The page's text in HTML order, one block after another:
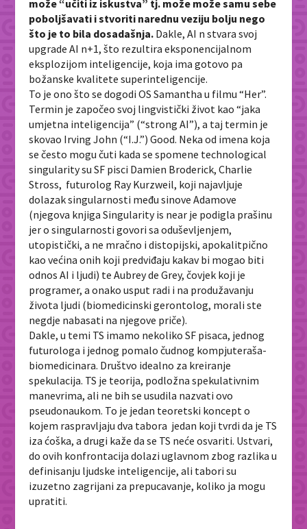
može “učiti iz iskustva” tj. može može samu sebe
poboljšavati i stvoriti narednu veziju bolju nego
što je to bila dosadašnja. Dakle, AI n stvara svoj
upgrade AI n+1, što rezultira eksponencijalnom
eksplozijom inteligencije, koja ima gotovo pa
božanske kvalitete superinteligencije.
To je ono što se dogodi OS Samantha u filmu “Her”.
Termin je započeo svoj lingvistički život kao “jaka
umjetna inteligencija” (“strong AI”), a taj termin je
skovao Irving John (“I.J.”) Good. Neka od imena koja
se često mogu čuti kada se spomene technological
singularitysu SF pisci Damien Broderick, Charlie
Stross, futurolog Ray Kurzweil, koji najavljuje
dolazak singularnosti među sinove Adamove
(njegova knjigaSingularity is near je podigla prašinu
jer o singularnosti govori sa oduševljenjem,
utopistički, a ne mračno i distopijski, apokalitpično
kao većina onih koji predviđaju kakav bi mogao biti
odnos AI i ljudi) te Aubrey de Grey, čovjek koji je
programer, a onako usput radi i na produžavanju
života ljudi (biomedicinski gerontolog, morali ste
negdje nabasati na njegove priče).
Dakle, u temi TS imamo nekoliko SF pisaca, jednog
futurologa i jednog pomalo čudnog kompjuteraša-
biomedicinara. Društvo idealno za kreiranje
spekulacija. TS je teorija, podložna spekulativnim
manevrima, ali ne bih se usudila nazvati ovo
pseudonaukom. To je jedan teoretski koncept o
kojem raspravljaju dva tabora jedan koji tvrdi da je TS
iza ćoška, a drugi kaže da se TS neće osvariti. Ustvari,
do ovih konfrontacija dolazi uglavnom zbog razlika u
definisanju ljudske inteligencije, ali tabori su
izuzetno zagrijani za prepucavanje, koliko ja mogu
upratiti.